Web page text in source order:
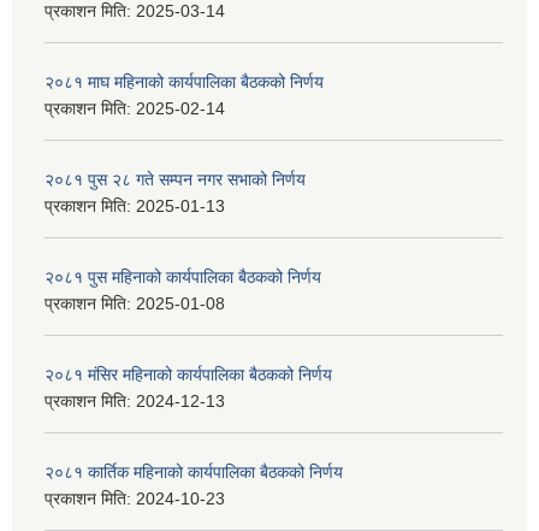
प्रकाशन मिति: 2025-03-14
२०८१ माघ महिनाको कार्यपालिका बैठकको निर्णय
प्रकाशन मिति: 2025-02-14
२०८१ पुस २८ गते सम्प‍न नगर सभाको निर्णय
प्रकाशन मिति: 2025-01-13
२०८१ पुस महिनाको कार्यपालिका बैठकको निर्णय
प्रकाशन मिति: 2025-01-08
२०८१ मंसिर महिनाको कार्यपालिका बैठकको निर्णय
प्रकाशन मिति: 2024-12-13
२०८१ कार्तिक महिनाको कार्यपालिका बैठकको निर्णय
प्रकाशन मिति: 2024-10-23